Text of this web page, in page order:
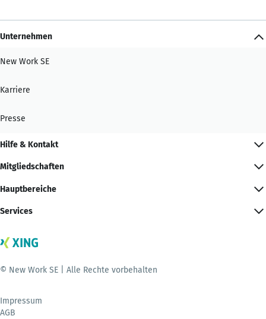
Unternehmen
New Work SE
Karriere
Presse
Hilfe & Kontakt
Mitgliedschaften
Hauptbereiche
Services
© New Work SE | Alle Rechte vorbehalten
Impressum
AGB